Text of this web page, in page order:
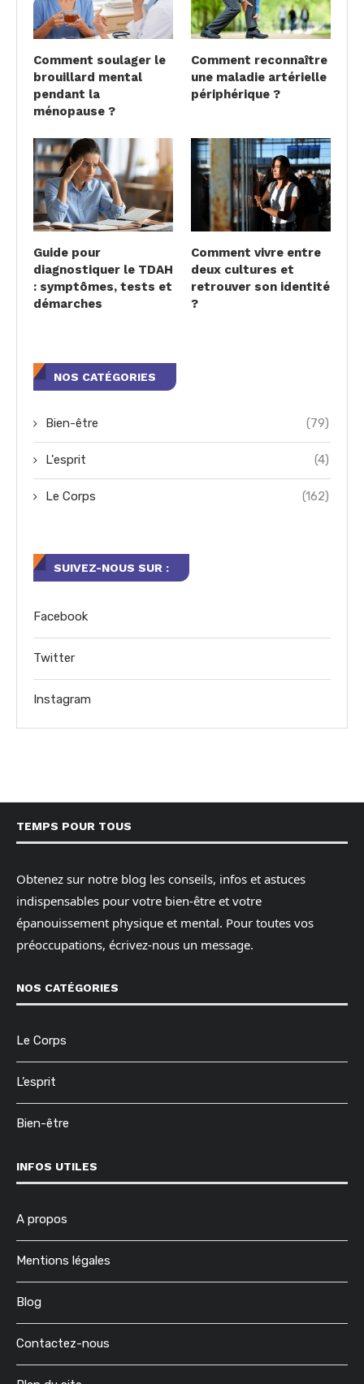
Comment soulager le
brouillard mental
pendant la
ménopause ?
Comment reconnaître
une maladie artérielle
périphérique ?
Guide pour
diagnostiquer le TDAH
: symptômes, tests et
démarches
Comment vivre entre
deux cultures et
retrouver son identité
?
NOS CATÉGORIES
Bien-être (79)
L'esprit (4)
Le Corps (162)
SUIVEZ-NOUS SUR :
Facebook
Twitter
Instagram
TEMPS POUR TOUS
Obtenez sur notre blog les conseils, infos et astuces
indispensables pour votre bien-être et votre
épanouissement physique et mental. Pour toutes vos
préoccupations, écrivez-nous un message.
NOS CATÉGORIES
Le Corps
L’esprit
Bien-être
INFOS UTILES
A propos
Mentions légales
Blog
Contactez-nous